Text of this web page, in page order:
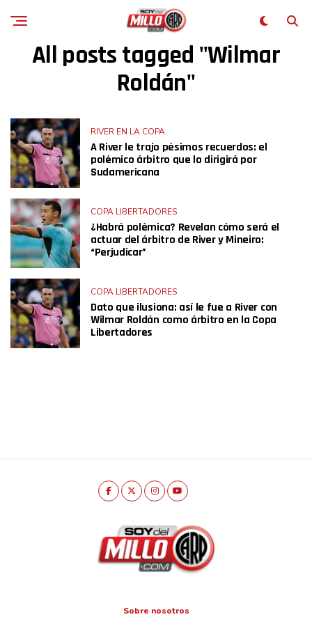
All posts tagged "Wilmar
Roldán"
RIVER EN LA COPA
A River le trajo pésimos recuerdos: el
polémico árbitro que lo dirigirá por
Sudamericana
COPA LIBERTADORES
¿Habrá polémica? Revelan cómo será el
actuar del árbitro de River y Mineiro:
“Perjudicar”
COPA LIBERTADORES
Dato que ilusiona: así le fue a River con
Wilmar Roldán como árbitro en la Copa
Libertadores
Sobre nosotros